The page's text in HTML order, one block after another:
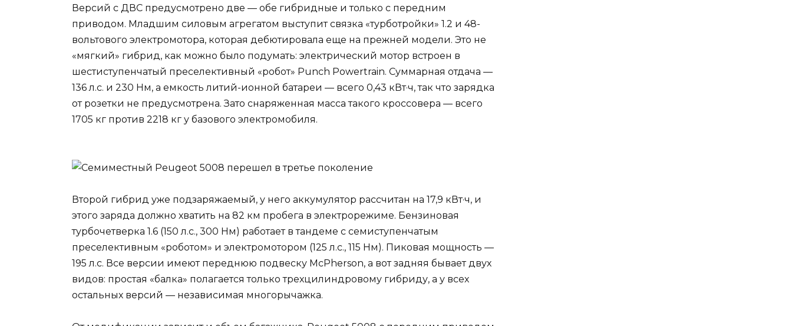
Версий с ДВС предусмотрено две — обе гибридные и только с передним
приводом. Младшим силовым агрегатом выступит связка «турботройки» 1.2 и 48-
вольтового электромотора, которая дебютировала еще на прежней модели. Это не
«мягкий» гибрид, как можно было подумать: электрический мотор встроен в
шестиступенчатый преселективный «робот» Punch Powertrain. Суммарная отдача —
136 л.с. и 230 Нм, а емкость литий-ионной батареи — всего 0,43 кВт·ч, так что зарядка
от розетки не предусмотрена. Зато снаряженная масса такого кроссовера — всего
1705 кг против 2218 кг у базового электромобиля.
Второй гибрид уже подзаряжаемый, у него аккумулятор рассчитан на 17,9 кВт·ч, и
этого заряда должно хватить на 82 км пробега в электрорежиме. Бензиновая
турбочетверка 1.6 (150 л.с., 300 Нм) работает в тандеме с семиступенчатым
преселективным «роботом» и электромотором (125 л.с., 115 Нм). Пиковая мощность —
195 л.с. Все версии имеют переднюю подвеску McPherson, а вот задняя бывает двух
видов: простая «балка» полагается только трехцилиндровому гибриду, а у всех
остальных версий — независимая многорычажка.